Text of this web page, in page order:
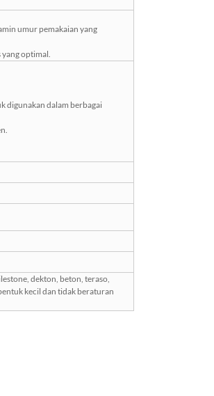
umur pemakaian yang
optimal.
digunakan dalam berbagai
dekton, beton, teraso,
kecil dan tidak beraturan